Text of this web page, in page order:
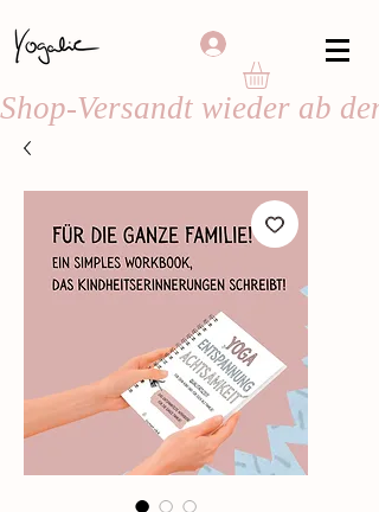
Shop-Versandt wieder ab